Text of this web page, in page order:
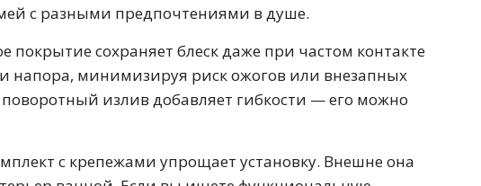
Перейти в раздел
с разными предпочтениями в душе.
покрытие сохраняет блеск даже при частом контакте
напора, минимизируя риск ожогов или внезапных
излив добавляет гибкости — его можно
с крепежами упрощает установку. Внешне она